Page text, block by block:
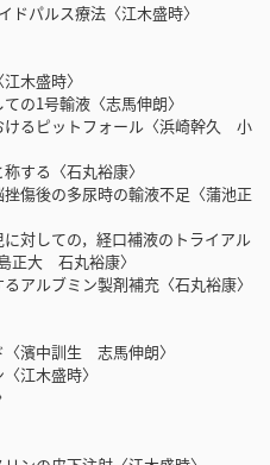
パルス療法〈江木盛時〉
木盛時〉
1号輸液〈志馬伸朗〉
るピットフォール〈浜崎幹久 小
る〈石丸裕康〉
傷後の多尿時の輸液不足〈蒲池正
しての，経口補液のトライアル
正大 石丸裕康〉
ルブミン製剤補充〈石丸裕康〉
濱中訓生 志馬伸朗〉
江木盛時〉